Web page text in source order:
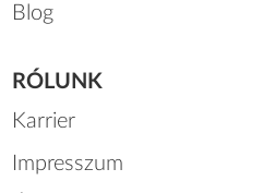
Blog
RÓLUNK
Karrier
Impresszum